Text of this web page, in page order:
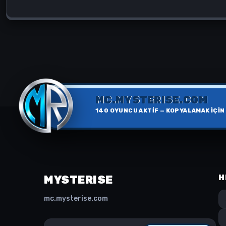
MC.MYSTERISE.COM
140 OYUNCU AKTİF — KOPYALAMAK
MYSTERISE
mc.mysterise.com